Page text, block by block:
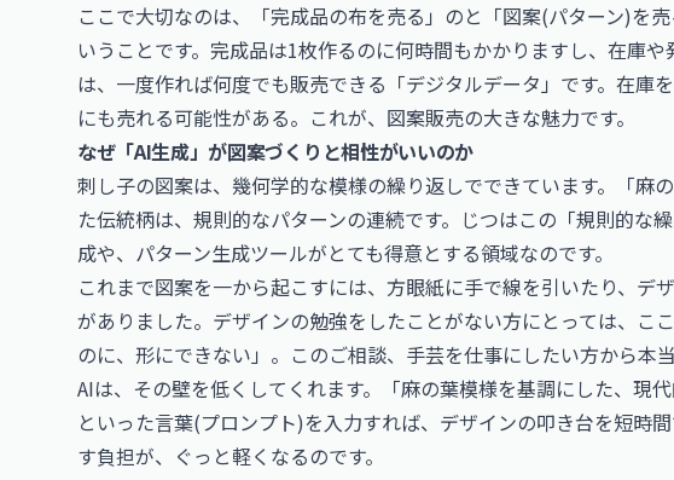
ここで大切なのは、「完成品の布を売る」のと「図案(パターン)を
いうことです。完成品は1枚作るのに何時間もかかりますし、在庫
は、一度作れば何度でも販売できる「デジタルデータ」です。在庫
にも売れる可能性がある。これが、図案販売の大きな魅力です。
なぜ「AI生成」が図案づくりと相性がいいのか
刺し子の図案は、幾何学的な模様の繰り返しでできています。「麻
た伝統柄は、規則的なパターンの連続です。じつはこの「規則的な
成や、パターン生成ツールがとても得意とする領域なのです。
これまで図案を一から起こすには、方眼紙に手で線を引いたり、デ
がありました。デザインの勉強をしたことがない方にとっては、こ
のに、形にできない」。このご相談、手芸を仕事にしたい方から本
AIは、その壁を低くしてくれます。「麻の葉模様を基調にした、現
といった言葉(プロンプト)を入力すれば、デザインの叩き台を短時
す負担が、ぐっと軽くなるのです。